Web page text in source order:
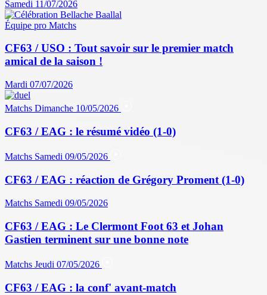
Samedi 11/07/2026
Équipe pro Matchs
CF63 / USO : Tout savoir sur le premier match
amical de la saison !
Mardi 07/07/2026
Matchs Dimanche 10/05/2026
CF63 / EAG : le résumé vidéo (1-0)
Matchs Samedi 09/05/2026
CF63 / EAG : réaction de Grégory Proment (1-0)
Matchs Samedi 09/05/2026
CF63 / EAG : Le Clermont Foot 63 et Johan
Gastien terminent sur une bonne note
Matchs Jeudi 07/05/2026
CF63 / EAG : la conf' avant-match